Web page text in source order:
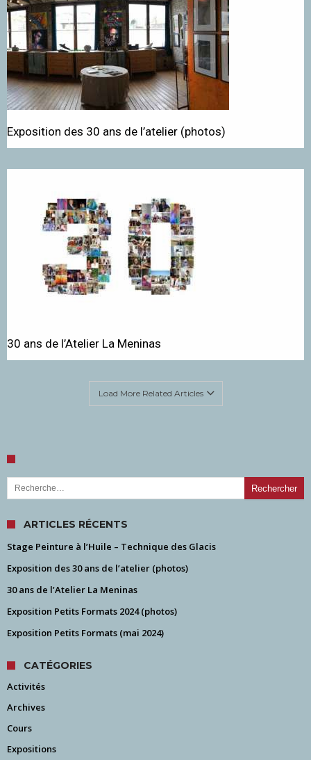
Exposition des 30 ans de l’atelier (photos)
30 ans de l’Atelier La Meninas
Load More Related Articles
Rechercher :
ARTICLES RÉCENTS
Stage Peinture à l’Huile – Technique des Glacis
Exposition des 30 ans de l’atelier (photos)
30 ans de l’Atelier La Meninas
Exposition Petits Formats 2024 (photos)
Exposition Petits Formats (mai 2024)
CATÉGORIES
Activités
Archives
Cours
Expositions